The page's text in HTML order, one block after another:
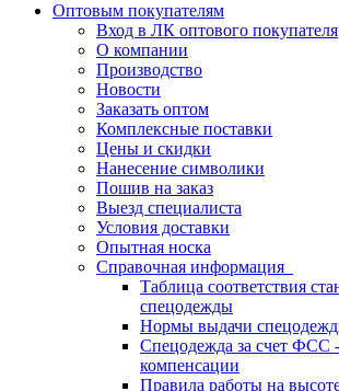
Оптовым покупателям
Вход в ЛК оптового покупателя
О компании
Производство
Новости
Заказать оптом
Комплексные поставки
Цены и скидки
Нанесение символики
Пошив на заказ
Выезд специалиста
Условия доставки
Опытная носка
Справочная информация
Таблица соответствия
спецодежды
Нормы выдачи
Спецодежда за счет ФСС
компенсации
Правила работы на